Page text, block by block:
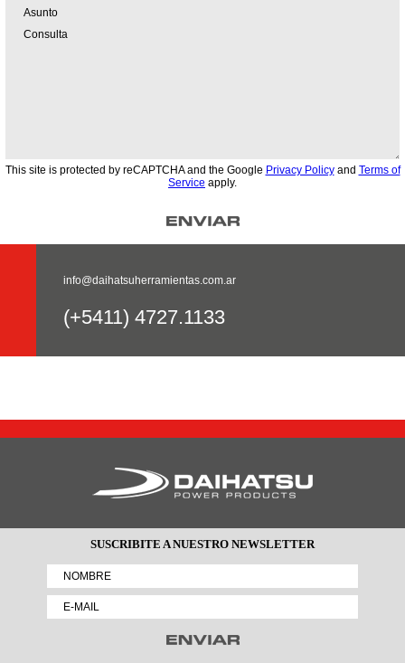
info@daihatsuherramientas.com.ar
(+5411) 4727.1133
This site is protected by reCAPTCHA and the Google Privacy Policyand Terms of
Service apply.
SUSCRIBITE A NUESTRO NEWSLETTER